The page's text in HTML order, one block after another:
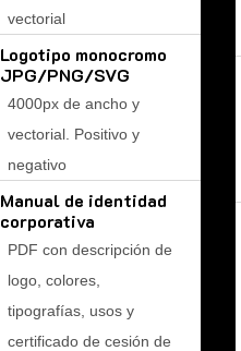
vectorial
Logotipo monocromo
JPG/PNG/SVG
4000px de ancho y
vectorial. Positivo y
negativo
Manual de identidad
corporativa
PDF con descripción de
logo, colores,
tipografías, usos y
certificado de cesión de